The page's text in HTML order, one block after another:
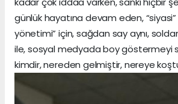
günlük hayatına devam eden,
yönetimi” için, sağdan say aynı,
ile, sosyal medyada boy göstermeyi
kimdir, nereden gelmiştir, nereye